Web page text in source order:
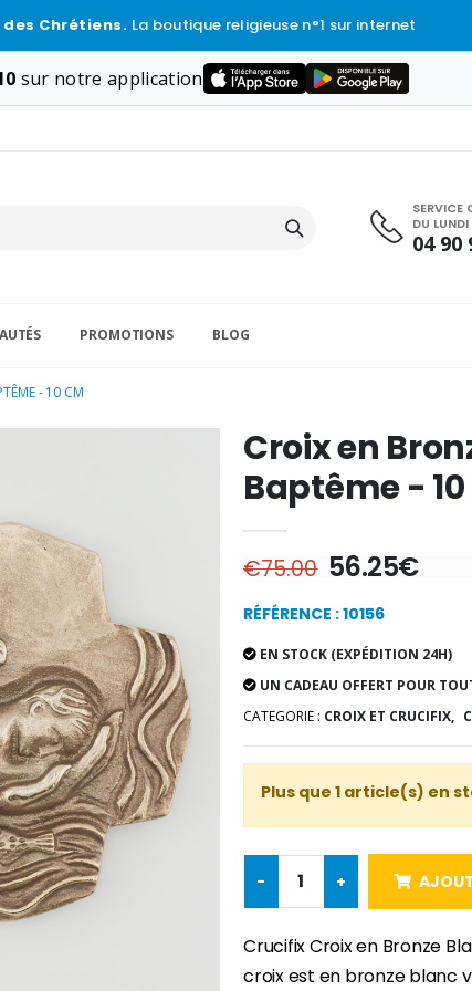
Chrétiens. La boutique religieuse n°1 sur internet
sur notre application
SERVICE
DU
04 90
PROMOTIONS BLOG
- 10 CM
Croix en
Baptême -
€75.00 56.25€
RÉFÉRENCE : 10156
EN STOCK (EXPÉDITION 24H)
UN CADEAU OFFERT POUR
CATEGORIE : CROIX ET CRUCIFIX,
Plus que 1 article(s) en
- +
Crucifix Croix en Bronze
croix est en bronze blanc